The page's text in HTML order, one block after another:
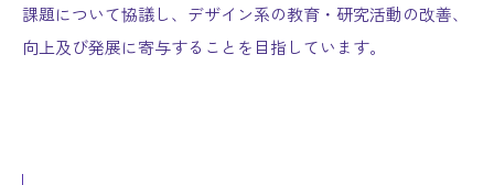
課題について協議し、デザイン系の教育・研究活動の改善、
向上及び発展に寄与することを目指しています。